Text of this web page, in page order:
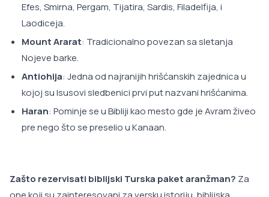
Efes, Smirna, Pergam, Tijatira, Sardis, Filadelfija, i
Laodiceja.
Mount Ararat: Tradicionalno povezan sa sletanja
Nojeve barke.
Antiohija: Jedna od najranijih hrišćanskih zajednica u
kojoj su Isusovi sledbenici prvi put nazvani hrišćanima.
Haran: Pominje se u Bibliji kao mesto gde je Avram živeo
pre nego što se preselio u Kanaan.
Zašto rezervisati biblijski Turska paket aranžman? Za